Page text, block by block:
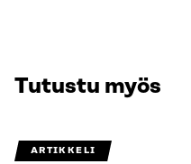
Tutustu myös
ARTIKKELI